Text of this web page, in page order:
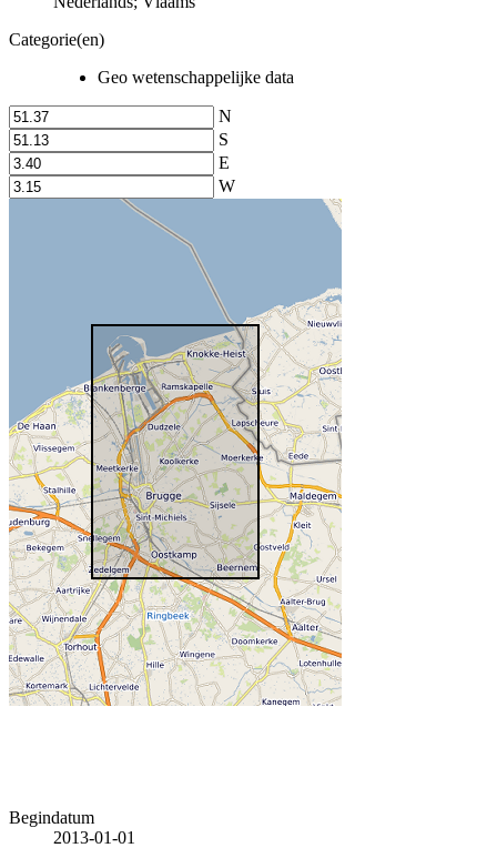
Categorie(en)
Geo wetenschappelijke data
N
S
E
W
Begindatum
2013-01-01